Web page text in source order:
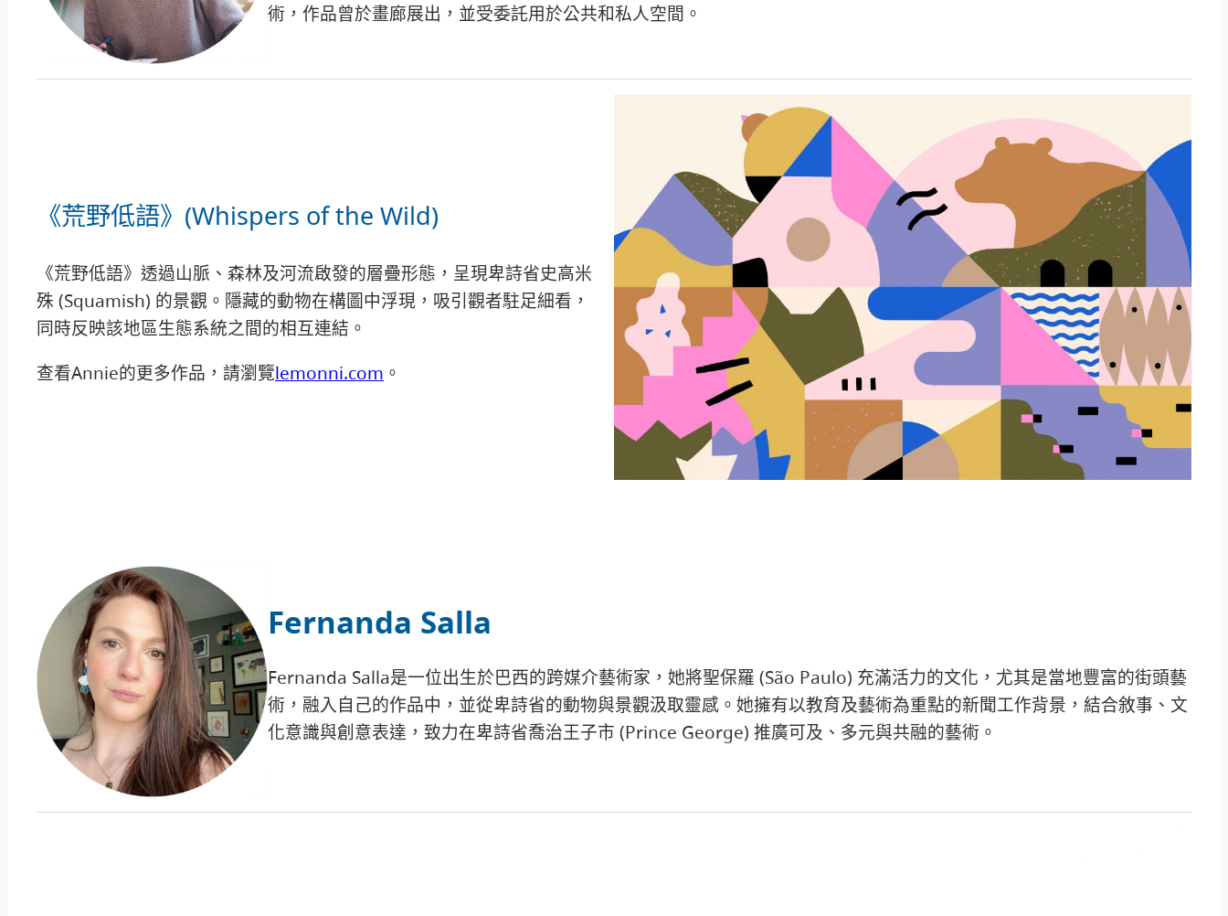
術，作品曾於畫廊展出，並受委託用於公共和私人空間。
《荒野低語》(Whispers of the Wild)
《荒野低語》透過山脈、森林及河流啟發的層疊形態，呈現卑詩省史高米
殊 (Squamish) 的景觀。隱藏的動物在構圖中浮現，吸引觀者駐足細看，
同時反映該地區生態系統之間的相互連結。
查看Annie的更多作品，請瀏覽lemonni.com 。
Fernanda Salla
Fernanda Salla是一位出生於巴西的跨媒介藝術家，她將聖保羅 (São Paulo) 充滿活力的文化，尤其是當地豐富的街頭藝
術，融入自己的作品中，並從卑詩省的動物與景觀汲取靈感。她擁有以教育及藝術為重點的新聞工作背景，結合敘事、文
化意識與創意表達，致力在卑詩省喬治王子市 (Prince George) 推廣可及、多元與共融的藝術。